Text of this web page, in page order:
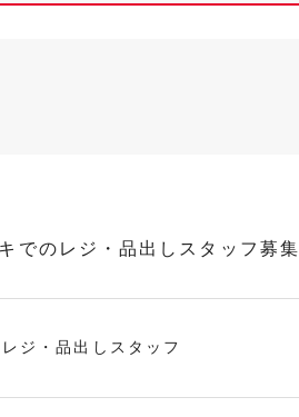
のレジ・品出しスタッフ募集
レジ・品出しスタッフ